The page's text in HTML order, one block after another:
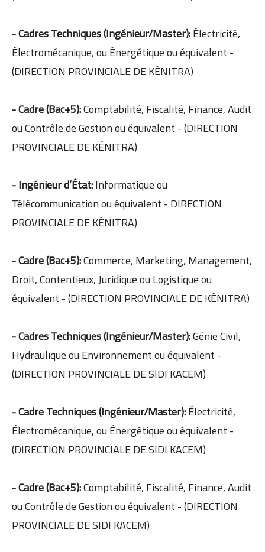
- Cadres Techniques (Ingénieur/Master):Électricité,
Électromécanique, ou Énergétique ou équivalent -
(DIRECTION PROVINCIALE DE KÉNITRA)
- Cadre (Bac+5):Comptabilité, Fiscalité, Finance, Audit
ou Contrôle de Gestion ou équivalent - (DIRECTION
PROVINCIALE DE KÉNITRA)
- Ingénieur d’État:Informatique ou
Télécommunication ou équivalent - DIRECTION
PROVINCIALE DE KÉNITRA)
- Cadre (Bac+5):Commerce, Marketing, Management,
Droit, Contentieux, Juridique ou Logistique ou
équivalent - (DIRECTION PROVINCIALE DE KÉNITRA)
- Cadres Techniques (Ingénieur/Master):Génie Civil,
Hydraulique ou Environnement ou équivalent -
(DIRECTION PROVINCIALE DE SIDI KACEM)
- Cadre Techniques (Ingénieur/Master):Électricité,
Électromécanique, ou Énergétique ou équivalent -
(DIRECTION PROVINCIALE DE SIDI KACEM)
- Cadre (Bac+5):Comptabilité, Fiscalité, Finance, Audit
ou Contrôle de Gestion ou équivalent - (DIRECTION
PROVINCIALE DE SIDI KACEM)